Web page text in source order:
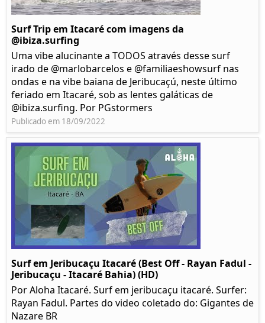
Surf Trip em Itacaré com imagens da
@ibiza.surfing
Uma vibe alucinante a TODOS através desse surf
irado de @marlobarcelos e @familiaeshowsurf nas
ondas e na vibe baiana de Jeribucaçú, neste último
feriado em Itacaré, sob as lentes galáticas de
@ibiza.surfing. Por PGstormers
Publicado em 18/09/2022
Surf em Jeribucaçu Itacaré (Best Off - Rayan Fadul -
Jeribucaçu - Itacaré Bahia) (HD)
Por Aloha Itacaré. Surf em jeribucaçu itacaré. Surfer:
Rayan Fadul. Partes do video coletado do: Gigantes de
Nazare BR